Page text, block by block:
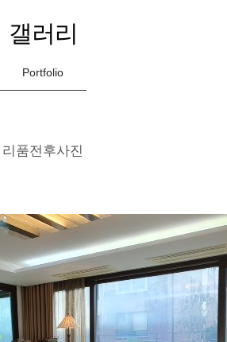
갤러리
Portfolio
리품전후사진